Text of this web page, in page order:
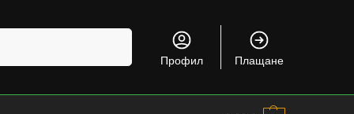
Профил Плащане